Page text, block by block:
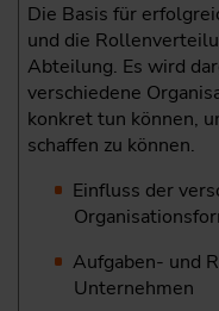
Die Basis für
und die
Abteilung. Es wird
verschiedene
konkret tun können,
schaffen zu können.
Einfluss der
Aufgaben- und
Unternehmen